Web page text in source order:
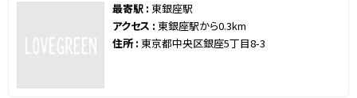
最寄駅 : 東銀座駅
アクセス : 東銀座駅から0.3km
住所 : 東京都中央区銀座5丁目8-3